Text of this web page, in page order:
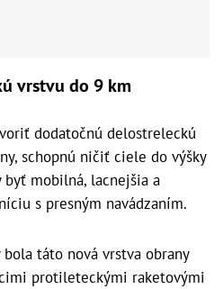
vrstvu do 9 km
dodatočnú delostreleckú
schopnú ničiť ciele do výšky
mobilná, lacnejšia a
s presným navádzaním.
bola táto nová vrstva obrany
protileteckými raketovými